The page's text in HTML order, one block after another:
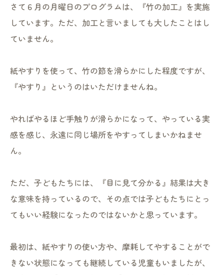
さて６月の月曜日のプログラムは、『竹の加工』を実施
しています。ただ、加工と言いましても大したことはし
ていません。
紙やすりを使って、竹の節を滑らかにした程度ですが、
『やすり』というのはいただけませんね。
やればやるほど手触りが滑らかになって、やっている実
感を感じ、永遠に同じ場所をやすってしまいかねませ
ん。
ただ、子どもたちには、『目に見て分かる』結果は大き
な意味を持っているので、その点では子どもたちにとっ
てもいい経験になったのではないかと思っています。
最初は、紙やすりの使い方や、摩耗してやすることがで
きない状態になっても継続している児童もいましたが、